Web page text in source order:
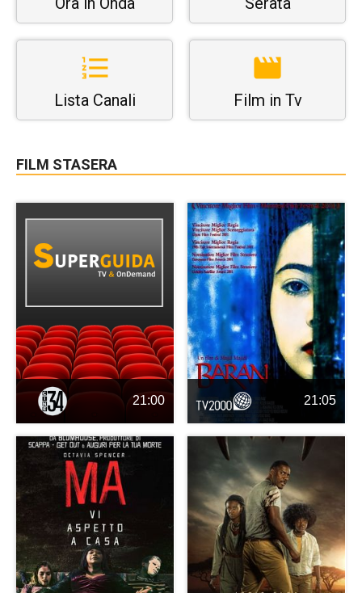
Lista Canali Film in Tv
FILM STASERA
21:00 21:05